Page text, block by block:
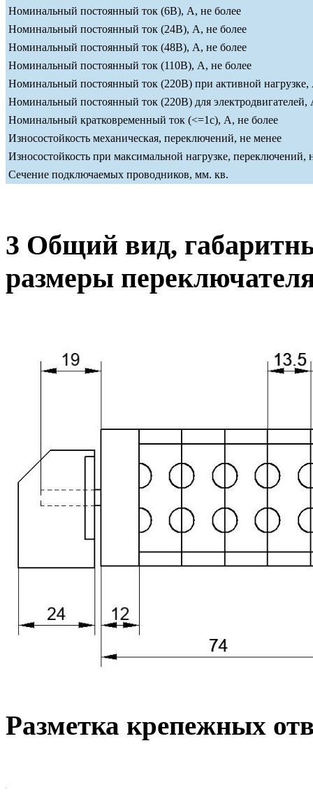
Номинальный постоянный ток (6В), А, не более
Номинальный постоянный ток (24В), А, не более
Номинальный постоянный ток (48В), А, не более
Номинальный постоянный ток (110В), А, не более
Номинальный постоянный ток (220В) при активной нагрузке,
Номинальный постоянный ток (220В) для электродвигателей,
Номинальный кратковременный ток (<=1c), А, не более
Износостойкость механическая, переключений, не менее
Износостойкость при максимальной нагрузке, переключений,
Сечение подключаемых проводников, мм. кв.
3 Общий вид,
размеры
Разметка крепежных